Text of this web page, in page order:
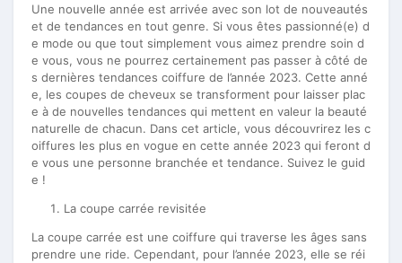
Une nouvelle année est arrivée avec son lot de nouveautés
et de tendances en tout genre. Si vous êtes passionné(e) d
e mode ou que tout simplement vous aimez prendre soin d
e vous, vous ne pourrez certainement pas passer à côté de
s dernières tendances coiffure de l’année 2023. Cette anné
e, les coupes de cheveux se transforment pour laisser plac
e à de nouvelles tendances qui mettent en valeur la beauté
naturelle de chacun. Dans cet article, vous découvrirez les c
oiffures les plus en vogue en cette année 2023 qui feront d
e vous une personne branchée et tendance. Suivez le guid
e !
La coupe carrée revisitée
La coupe carrée est une coiffure qui traverse les âges sans
prendre une ride. Cependant, pour l’année 2023, elle se réi